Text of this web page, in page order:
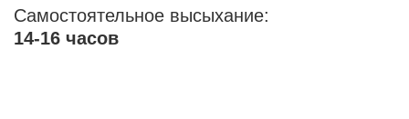
Самостоятельное высыхание:
14-16 часов